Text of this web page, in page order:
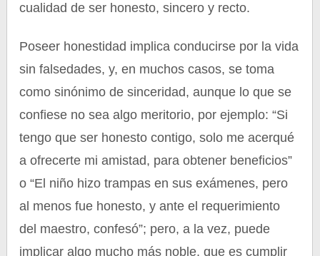
cualidad de ser honesto, sincero y recto.
Poseer honestidad implica conducirse por la vida
sin falsedades, y, en muchos casos, se toma
como sinónimo de sinceridad, aunque lo que se
confiese no sea algo meritorio, por ejemplo: “Si
tengo que ser honesto contigo, solo me acerqué
a ofrecerte mi amistad, para obtener beneficios”
o “El niño hizo trampas en sus exámenes, pero
al menos fue honesto, y ante el requerimiento
del maestro, confesó”; pero, a la vez, puede
implicar algo mucho más noble, que es cumplir